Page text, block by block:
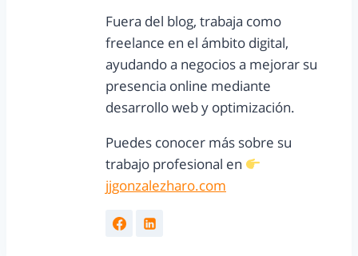
Fuera del blog, trabaja como
freelance en el ámbito digital,
ayudando a negocios a mejorar su
presencia online mediante
desarrollo web y optimización.
Puedes conocer más sobre su
trabajo profesional en
jjgonzalezharo.com